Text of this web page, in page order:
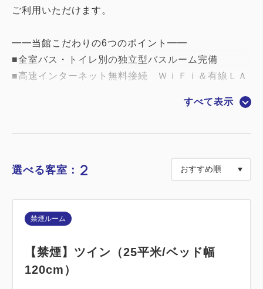
ご利用いただけます。
━━当館こだわりの6つのポイント━━
■全室バス・トイレ別の独立型バスルーム完備
■高速インターネット無料接続 ＷｉＦｉ＆有線ＬＡ
■ベッドは【英国スランバーランド社製】を採用
ー」（スキンケアセット・足ひんやりシート等）
■全客室に「スマートTV」を導入！お部屋で
ているログイン情報（ID/パスワード）が必要です。
━━アクセス━━
・路面電車「八丁堀駅」から徒歩３分
すべて表示
選べる客室： 2
禁煙ルーム
【禁煙】ツイン（25平米/ベッド幅
120cm）